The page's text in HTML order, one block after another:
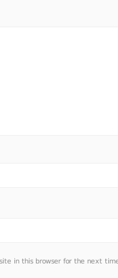
in this browser for the next